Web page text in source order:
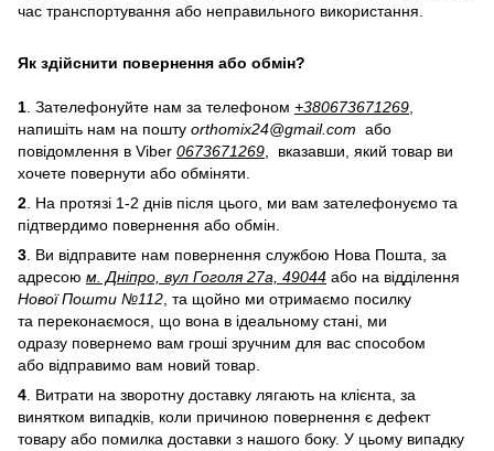
час транспортування або неправильного використання.
Як здійснити повернення або обмін?
1 . Зателефонуйте нам за телефоном +380673671269
напишіть нам на пошту orthomix24@gmail.com або
повідомлення в Viber 0673671269 , вказавши, який товар ви
хочете повернути або обміняти.
2 . На протязі 1-2 днів після цього, ми вам зателефонуємо та
підтвердимо повернення або обмін.
3 . Ви відправите нам повернення службою Нова Пошта, за
адресою м. Дніпро, вул Гоголя 27а, 49044 або на відділення
Нової Пошти №112 , та щойно ми отримаємо посилку
та переконаємося, що вона в ідеальному стані, ми
одразу повернемо вам гроші зручним для вас способом
або відправимо вам новий товар.
4 . Витрати на зворотну доставку лягають на клієнта, за
винятком випадків, коли причиною повернення є дефект
товару або помилка доставки з нашого боку. У цьому випадку